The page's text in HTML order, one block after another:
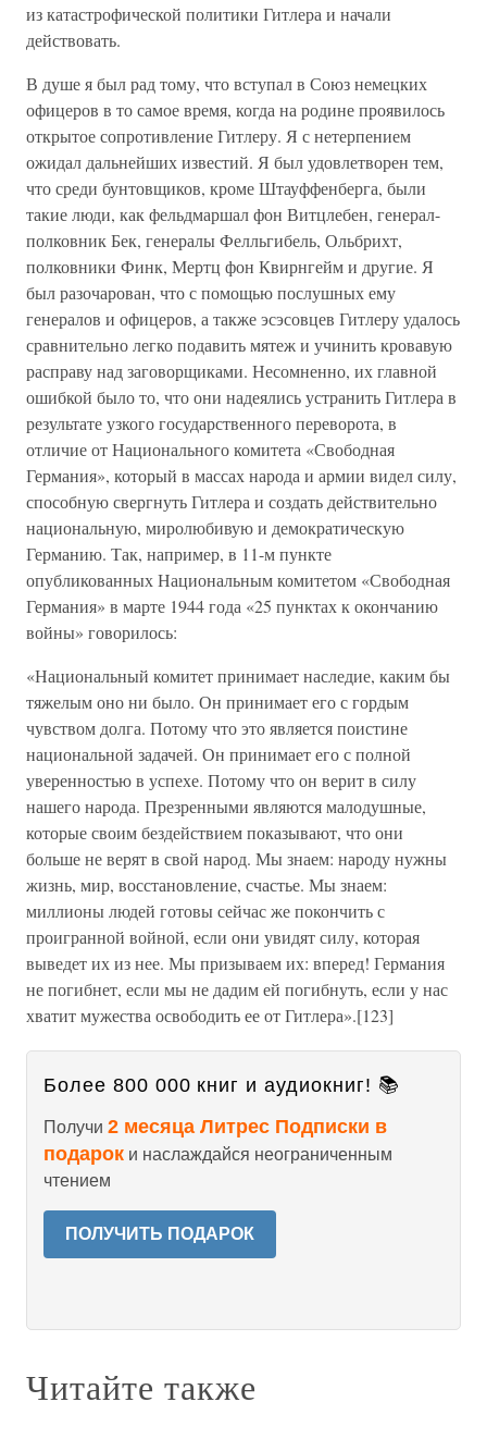
из катастрофической политики Гитлера и начали
действовать.
В душе я был рад тому, что вступал в Союз немецких
офицеров в то самое время, когда на родине проявилось
открытое сопротивление Гитлеру. Я с нетерпением
ожидал дальнейших известий. Я был удовлетворен тем,
что среди бунтовщиков, кроме Штауффенберга, были
такие люди, как фельдмаршал фон Витцлебен, генерал-
полковник Бек, генералы Фелльгибель, Ольбрихт,
полковники Финк, Мертц фон Квирнгейм и другие. Я
был разочарован, что с помощью послушных ему
генералов и офицеров, а также эсэсовцев Гитлеру удалось
сравнительно легко подавить мятеж и учинить кровавую
расправу над заговорщиками. Несомненно, их главной
ошибкой было то, что они надеялись устранить Гитлера в
результате узкого государственного переворота, в
отличие от Национального комитета «Свободная
Германия», который в массах народа и армии видел силу,
способную свергнуть Гитлера и создать действительно
национальную, миролюбивую и демократическую
Германию. Так, например, в 11-м пункте
опубликованных Национальным комитетом «Свободная
Германия» в марте 1944 года «25 пунктах к окончанию
войны» говорилось:
«Национальный комитет принимает наследие, каким бы
тяжелым оно ни было. Он принимает его с гордым
чувством долга. Потому что это является поистине
национальной задачей. Он принимает его с полной
уверенностью в успехе. Потому что он верит в силу
нашего народа. Презренными являются малодушные,
которые своим бездействием показывают, что они
больше не верят в свой народ. Мы знаем: народу нужны
жизнь, мир, восстановление, счастье. Мы знаем:
миллионы людей готовы сейчас же покончить с
проигранной войной, если они увидят силу, которая
выведет их из нее. Мы призываем их: вперед! Германия
не погибнет, если мы не дадим ей погибнуть, если у нас
хватит мужества освободить ее от Гитлера».[123]
Более 800 000 книг и аудиокниг! 📚
Получи 2 месяца Литрес Подписки в
подарок и наслаждайся неограниченным
чтением
ПОЛУЧИТЬ ПОДАРОК
Читайте также